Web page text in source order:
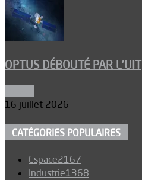
OPTUS DÉBOUTÉ PAR L’UIT
16 juillet 2026
CATÉGORIES POPULAIRES
Espace2167
Industrie1368